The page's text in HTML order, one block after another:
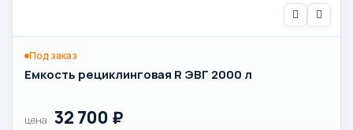
Под заказ
Емкость рециклинговая R ЭВГ 2000 л
цена 32 700 ₽